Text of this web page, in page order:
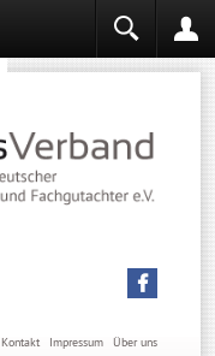
Über uns
Impressum
Kontakt